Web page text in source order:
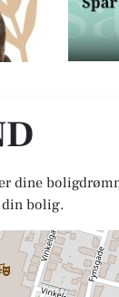
dine
din bolig.